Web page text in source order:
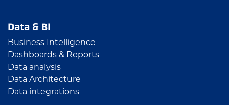
Data & BI
Business Intelligence
Dashboards & Reports
Data analysis
Data Architecture
Data integrations